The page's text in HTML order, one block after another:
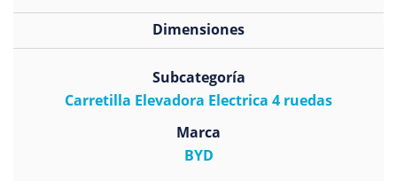
Subcategoría
Carretilla Elevadora Electrica 4 ruedas
Marca
BYD
Dimensiones